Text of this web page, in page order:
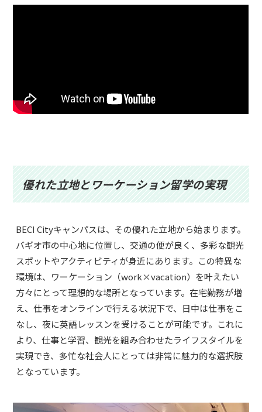
●出発予定日まで7~14日ある場合、登録料10,000円とキャンセル
※学校規則を破り退学となった場合は返金はありません。
優れた立地とワーケーション留学の実現
BECI Cityキャンパスは、その優れた立地から始まります。
バギオ市の中心地に位置し、交通の便が良く、多彩な観光
スポットやアクティビティが身近にあります。この特異な
環境は、ワーケーション（work×vacation）を叶えたい
方々にとって理想的な場所となっています。在宅勤務が増
え、仕事をオンラインで行える状況下で、日中は仕事をこ
なし、夜に英語レッスンを受けることが可能です。これに
より、仕事と学習、観光を組み合わせたライフスタイルを
実現でき、多忙な社会人にとっては非常に魅力的な選択肢
となっています。